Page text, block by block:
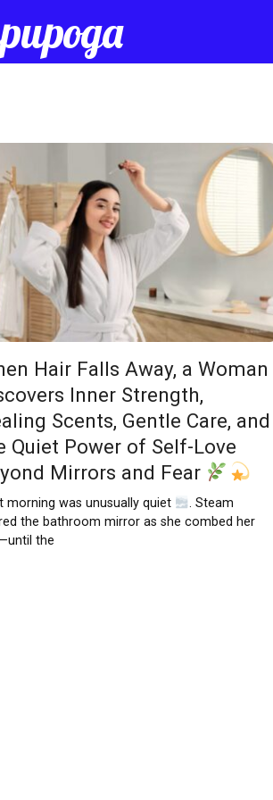
Hair Falls Away, a Woman
Inner Strength,
Scents, Gentle Care, and
Quiet Power of Self-Love
Mirrors and Fear
morning was unusually quiet
. Steam
the bathroom mirror as she combed her
the